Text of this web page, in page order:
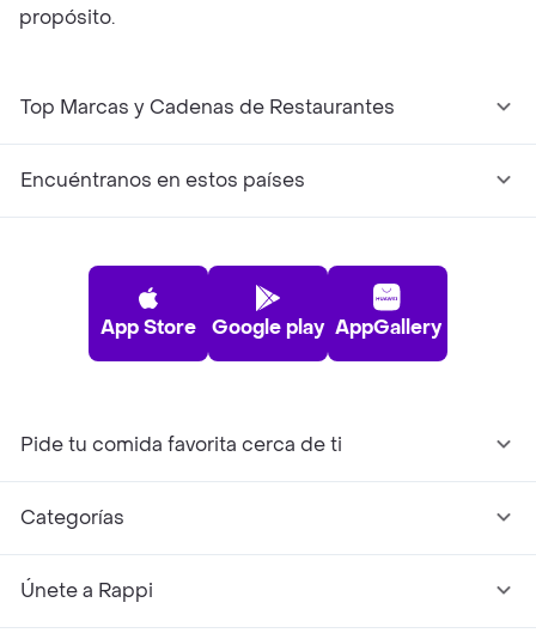
propósito.
Top Marcas y Cadenas de Restaurantes
Encuéntranos en estos países
App Store Google play AppGallery
Pide tu comida favorita cerca de ti
Categorías
Únete a Rappi